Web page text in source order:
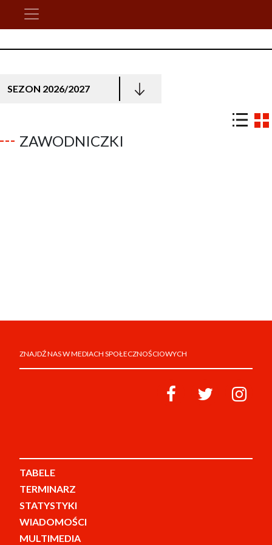
SEZON 2026/2027
ZAWODNICZKI
ZNAJDŹ NAS W MEDIACH SPOŁECZNOŚCIOWYCH
TABELE
TERMINARZ
STATYSTYKI
WIADOMOŚCI
MULTIMEDIA